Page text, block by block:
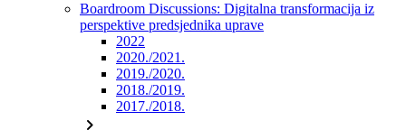
Boardroom Discussions: Digitalna transformacija iz
perspektive predsjednika uprave
2022
2020./2021.
2019./2020.
2018./2019.
2017./2018.
chevron_right